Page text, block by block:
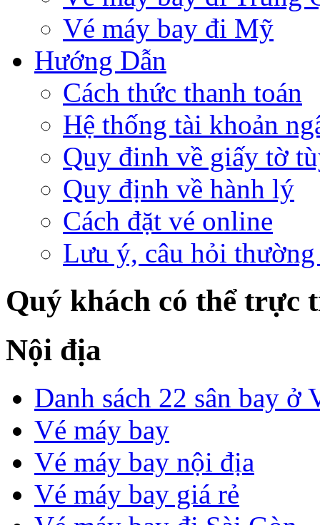
Vé máy bay đi Mỹ
Hướng Dẫn
Cách thức thanh toán
Hệ thống tài khoản
Quy đinh về giấy tờ
Quy định về hành lý
Cách đặt vé online
Lưu ý, câu hỏi thường
Quý khách có thể trực
Nội địa
Danh sách 22 sân bay ở
Vé máy bay
Vé máy bay nội địa
Vé máy bay giá rẻ